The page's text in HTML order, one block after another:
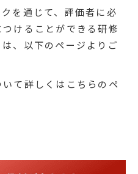
を通じて、評価者に必
けることができる研修
、以下のページよりご
て詳しくはこちらのペ